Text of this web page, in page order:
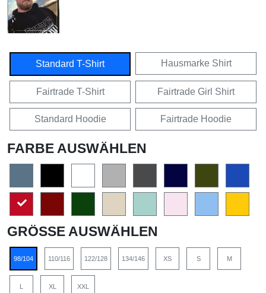
Standard T-Shirt Hausmarke Shirt
Fairtrade T-Shirt Fairtrade Girl Shirt
Standard Hoodie Fairtrade Hoodie
FARBE AUSWÄHLEN
GRÖSSE AUSWÄHLEN
98/104 110/116 122/128 134/146 XS S M
L XL XXL